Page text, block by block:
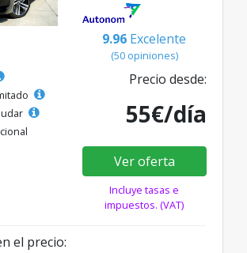
9.96 Excelente
(50 opiniones)
Precio desde:
55€/día
Ver oferta
Incluye tasas e
impuestos. (VAT)
el precio: